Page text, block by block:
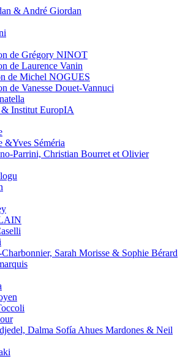
& André Giordan
de Grégory NINOT
de Laurence Vanin
de Michel NOGUES
de Vanesse Douet-Vannuci
Institut EuropIA
&Yves Séméria
Parrini, Christian Bourret et Olivier
Sarah Morisse & Sophie Bérard
Dalma Sofía Ahues Mardones & Neil